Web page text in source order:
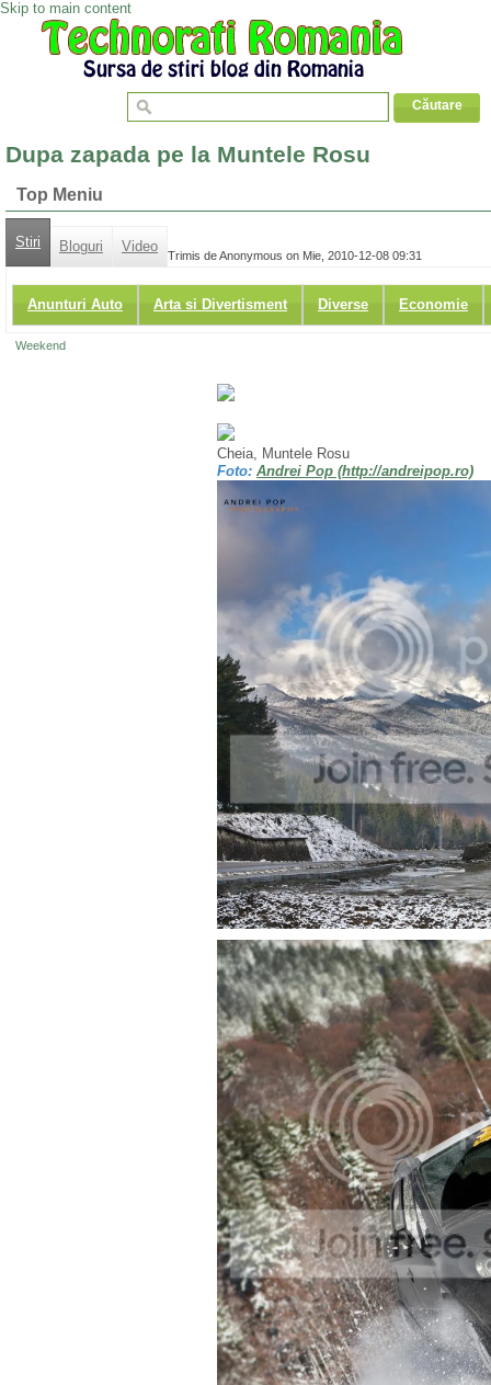
Skip to main content
Dupa zapada pe la Muntele Rosu
Top Meniu
Stiri Bloguri Video
Anunturi Auto Arta si Divertisment Diverse Economie
Trimis de Anonymous on Mie, 2010-12-08 09:31
Weekend
Cheia, Muntele Rosu
Foto: Andrei Pop (http://andreipop.ro)